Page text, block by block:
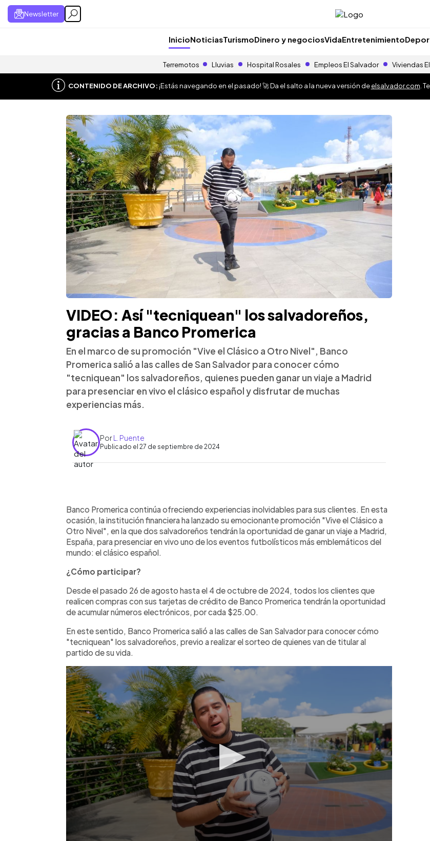
Newsletter
InicioNoticiasTurismoDinero y negociosVidaEntretenimiento
Terremotos Lluvias Hospital Rosales Empleos El Salvador Viviendas
CONTENIDO DE ARCHIVO:¡Estás navegando en el pasado! 🚀 Da el salto a la nueva versión deelsalvador.com .
VIDEO: Así "tecniquean" los salvadoreños,
gracias a Banco Promerica
En el marco de su promoción "Vive el Clásico a Otro Nivel", Banco
Promerica salió a las calles de San Salvador para conocer cómo
"tecniquean" los salvadoreños, quienes pueden ganar un viaje a Madrid
para presenciar en vivo el clásico español y disfrutar de muchas
experiencias más.
PorL. Puente
Publicado el 27 de septiembre de 2024
Escuchar artículo
Banco Promerica continúa ofreciendo experiencias inolvidables para sus clientes. En esta
ocasión, la institución financiera ha lanzado su emocionante promoción "Vive el Clásico a
Otro Nivel", en la que dos salvadoreños tendrán la oportunidad de ganar un viaje a Madrid,
España, para presenciar en vivo uno de los eventos futbolísticos más emblemáticos del
mundo: el clásico español.
¿Cómo participar?
Desde el pasado 26 de agosto hasta el 4 de octubre de 2024, todos los clientes que
realicen compras con sus tarjetas de crédito de Banco Promerica tendrán la oportunidad
de acumular números electrónicos, por cada $25.00.
En este sentido, Banco Promerica salió a las calles de San Salvador para conocer cómo
"tecniquean" los salvadoreños, previo a realizar el sorteo de quienes van de titular al
partido de su vida.